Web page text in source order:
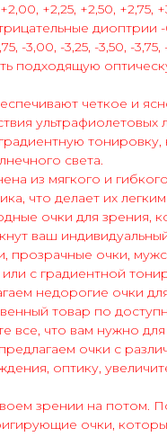
+2,25, +2,50, +2,75,
диоптрии -
-3,00, -3,25, -3,50, -
подходящую
четкое и
ультрафиолетовых
тонировку,
света.
из мягкого и гибкого
что делает их
очки для зрения,
ваш
прозрачные очки,
с градиентной
недорогие очки
товар по
все, что вам нужно
очки с
оптику,
зрении на потом.
очки,